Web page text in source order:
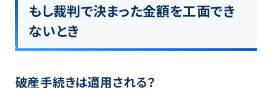
もし裁判で決まった金額を工面でき
ないとき
破産手続きは適用される？